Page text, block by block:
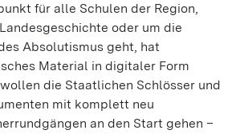
für alle Schulen der Region,
oder um die
Absolutismus geht, hat
Material in digitaler Form
die Staatlichen Schlösser und
mit komplett neu
an den Start gehen –